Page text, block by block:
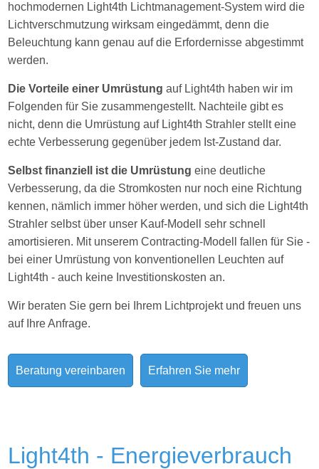
hochmodernen Light4th Lichtmanagement-System wird die
Lichtverschmutzung wirksam eingedämmt, denn die
Beleuchtung kann genau auf die Erfordernisse abgestimmt
werden.
Die Vorteile einer Umrüstungauf Light4th haben wir im
Folgenden für Sie zusammengestellt. Nachteile gibt es
nicht, denn die Umrüstung auf Light4th Strahler stellt eine
echte Verbesserung gegenüber jedem Ist-Zustand dar.
Selbst finanziell ist die Umrüstung eine deutliche
Verbesserung, da die Stromkosten nur noch eine Richtung
kennen, nämlich immer höher werden, und sich die Light4th
Strahler selbst über unser Kauf-Modell sehr schnell
amortisieren. Mit unserem Contracting-Modell fallen für Sie -
bei einer Umrüstung von konventionellen Leuchten auf
Light4th - auch keine Investitionskosten an.
Wir beraten Sie gern bei Ihrem Lichtprojekt und freuen uns
auf Ihre Anfrage.
Beratung vereinbaren Erfahren Sie mehr
Light4th - Energieverbrauch